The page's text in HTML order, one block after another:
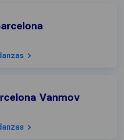
Vanmov